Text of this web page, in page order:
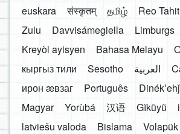
euskara
संस्कृतम् தமிழ் Reo
Zulu
Davvisámegiella Limburgs
Kreyòl ayisyen
Bahasa Melayu
кыргыз тили
Sesotho العربية
ирон æвзаг
Português
Magyar
Yorùbá 汉语 Gĩkũyũ
latviešu valoda
Bislama Volapük